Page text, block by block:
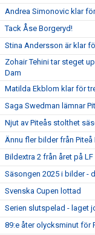
Andrea Simonovic klar
Tack Åse Borgeryd!
Stina Andersson är klar
Zohair Tehini tar steget
Dam
Matilda Ekblom klar för
Saga Swedman lämnar
Njut av Piteås stolthet
Ännu fler bilder från Piteå
Bildextra 2 från året på LF
Säsongen 2025 i bilder -
Svenska Cupen lottad
Serien slutspelad - laget
89:e åter olycksminut för